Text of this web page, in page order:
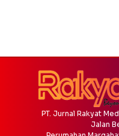
PT. Jurnal Rakyat
Jalan